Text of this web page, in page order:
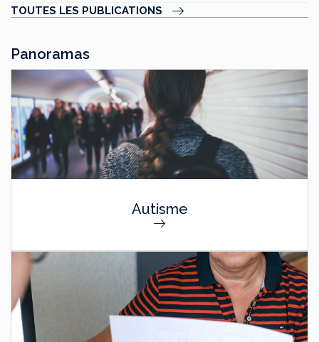
TOUTES LES PUBLICATIONS
Panoramas
Autisme